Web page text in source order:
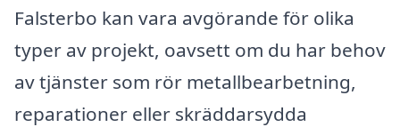
Falsterbo kan vara avgörande för olika
typer av projekt, oavsett om du har behov
av tjänster som rör metallbearbetning,
reparationer eller skräddarsydda